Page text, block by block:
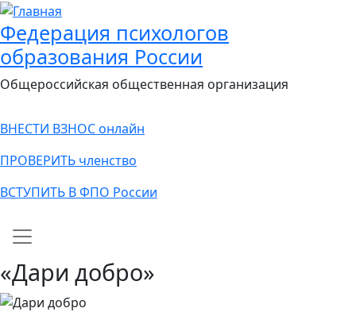
Федерация психологов
образования России
Общероссийская общественная организация
ВНЕСТИ ВЗНОС онлайн
ПРОВЕРИТЬ членство
ВСТУПИТЬ В ФПО России
Main navigation
«Дари добро»